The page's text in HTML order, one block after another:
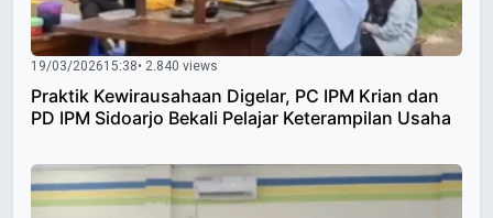
19/03/202615:38• 2.840 views
Praktik Kewirausahaan Digelar, PC IPM Krian dan
PD IPM Sidoarjo Bekali Pelajar Keterampilan Usaha